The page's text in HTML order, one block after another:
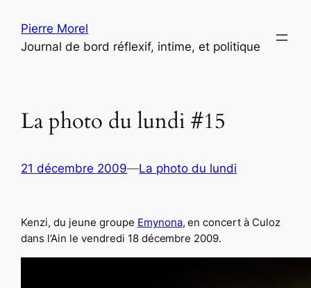
contenu
Pierre Morel
Journal de bord réflexif, intime, et politique
La photo du lundi #15
21 décembre 2009—La photo du lundi
Kenzi, du jeune groupe Emynona, en concert à Culoz
dans l’Ain le vendredi 18 décembre 2009.